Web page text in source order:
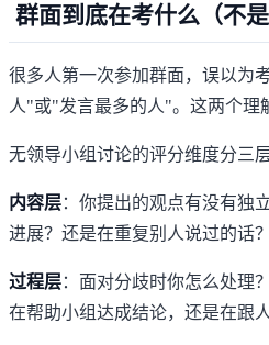
群面到底在考什么（不
很多人第一次参加群面，误以为
人"或"发言最多的人"。这两个理
无领导小组讨论的评分维度分三层
内容层：你提出的观点有没有独
进展？还是在重复别人说过的话？
过程层：面对分歧时你怎么处理
在帮助小组达成结论，还是在跟